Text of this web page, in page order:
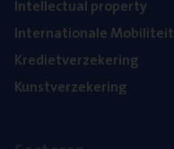
Intel­lec­tu­al property
Inter­na­ti­o­na­le Mobiliteit
Kre­diet­ver­ze­ke­ring
Kunst­ver­ze­ke­ring